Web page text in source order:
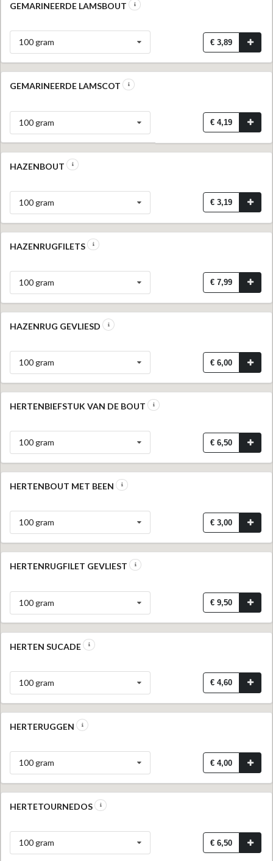
GEMARINEERDE LAMSBOUT
100 gram € 3,89
GEMARINEERDE LAMSCOT
100 gram € 4,19
HAZENBOUT
100 gram € 3,19
HAZENRUGFILETS
100 gram € 7,99
HAZENRUG GEVLIESD
100 gram € 6,00
HERTENBIEFSTUK VAN DE BOUT
100 gram € 6,50
HERTENBOUT MET BEEN
100 gram € 3,00
HERTENRUGFILET GEVLIEST
100 gram € 9,50
HERTEN SUCADE
100 gram € 4,60
HERTERUGGEN
100 gram € 4,00
HERTETOURNEDOS
100 gram € 6,50